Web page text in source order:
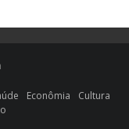
Econômia
Cultura